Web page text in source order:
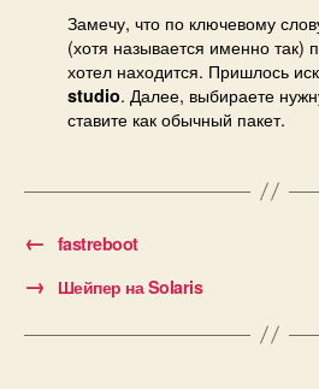
Замечу, что по ключевому
(хотя называется именно так)
хотел находится. Пришлось
studio. Далее, выбираете
ставите как обычный пакет.
← fastreboot
→ Шейпер на Solaris